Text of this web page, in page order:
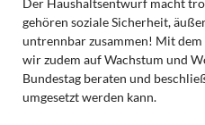
gehören soziale Sicherheit,
untrennbar zusammen! Mit
wir zudem auf Wachstum und
Bundestag beraten und
umgesetzt werden kann.